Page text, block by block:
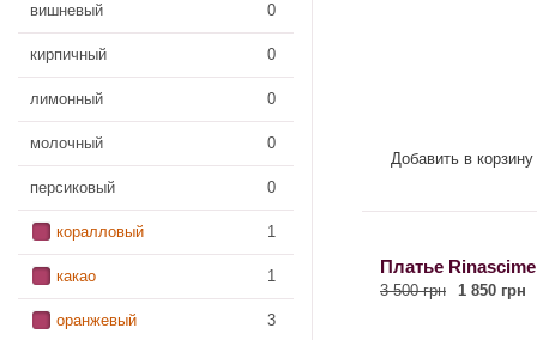
вишневый 0
кирпичный 0
лимонный 0
молочный 0
персиковый 0
коралловый 1
какао 1
оранжевый 3
Добавить в корзину
Платье
3 500 грн 1 850 грн